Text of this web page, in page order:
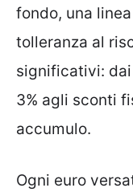
fondo, una
tolleranza al
significativi:
3% agli sconti
accumulo.
Ogni euro